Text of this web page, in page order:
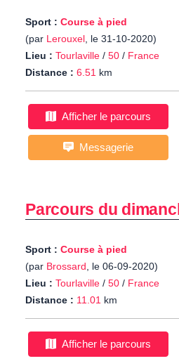
Sport : Course à pied
(par Lerouxel, le 31-10-2020)
Lieu : Tourlaville / 50 / France
Distance : 6.51 km
Afficher le parcours
Messagerie
Parcours du
Sport : Course à pied
(par Brossard, le 06-09-2020)
Lieu : Tourlaville / 50 / France
Distance : 11.01 km
Afficher le parcours